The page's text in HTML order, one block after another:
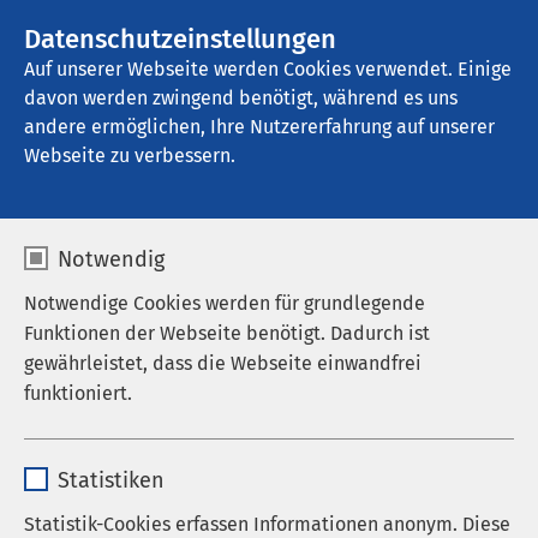
Datenschutzeinstellungen
Auf unserer Webseite werden Cookies verwendet. Einige
davon werden zwingend benötigt, während es uns
andere ermöglichen, Ihre Nutzererfahrung auf unserer
Webseite zu verbessern.
Notwendig
Notwendige Cookies werden für grundlegende
Funktionen der Webseite benötigt. Dadurch ist
gewährleistet, dass die Webseite einwandfrei
funktioniert.
Anbieter sgalinski
Statistiken
Statistik-Cookies erfassen Informationen anonym. Diese
Startseite der AMEOS Gruppe Aktuelles